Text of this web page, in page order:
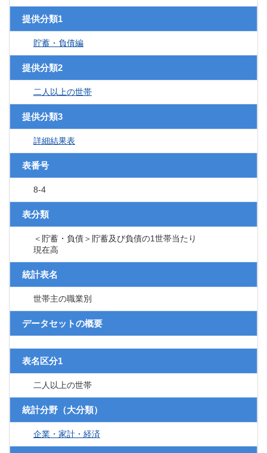
提供分類1
貯蓄・負債編
提供分類2
二人以上の世帯
提供分類3
詳細結果表
表番号
8-4
表分類
＜貯蓄・負債＞貯蓄及び負債の1世帯当たり
現在高
統計表名
世帯主の職業別
データセットの概要
表名区分1
二人以上の世帯
統計分野（大分類）
企業・家計・経済